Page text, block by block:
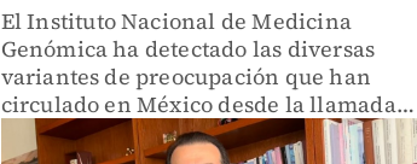
El Instituto Nacional de Medicina
Genómica ha detectado las diversas
variantes de preocupación que han
circulado en México desde la llamada
cepa mexicana.